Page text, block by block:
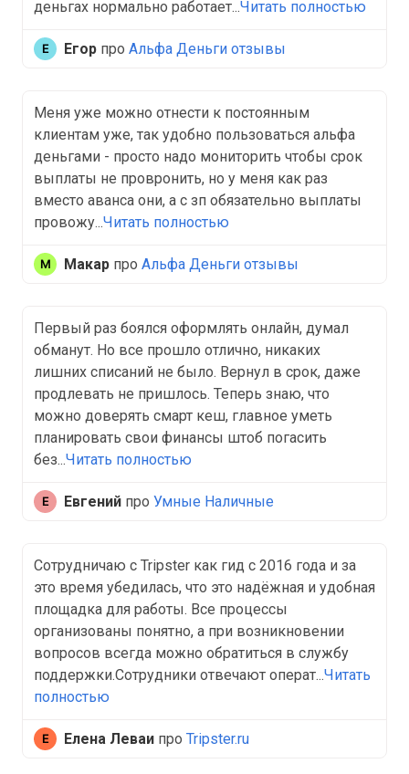
деньгах нормально работает...Читать полностью
Егор про Альфа Деньги отзывы
Меня уже можно отнести к постоянным
клиентам уже, так удобно пользоваться альфа
деньгами - просто надо мониторить чтобы срок
выплаты не провронить, но у меня как раз
вместо аванса они, а с зп обязательно выплаты
провожу...Читать полностью
Макар про Альфа Деньги отзывы
Первый раз боялся оформлять онлайн, думал
обманут. Но все прошло отлично, никаких
лишних списаний не было. Вернул в срок, даже
продлевать не пришлось. Теперь знаю, что
можно доверять смарт кеш, главное уметь
планировать свои финансы штоб погасить
без...Читать полностью
Евгений про Умные Наличные
Сотрудничаю с Tripster как гид с 2016 года и за
это время убедилась, что это надёжная и удобная
площадка для работы. Все процессы
организованы понятно, а при возникновении
вопросов всегда можно обратиться в службу
поддержки.Сотрудники отвечают операт...Читать
полностью
Елена Леваи про Tripster.ru